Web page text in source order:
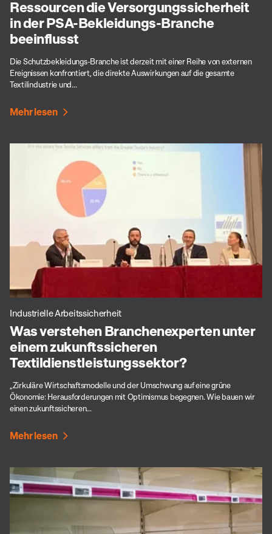
Ressourcen die Versorgungssicherheit
in der PSA-Bekleidungs-Branche
beeinflusst
Die Schutzbekleidungs-Branche ist derzeit mit einer Reihe von externen
Ereignissen konfrontiert, die direkte Auswirkungen auf die gesamte
Textilindustrie und...
Mehr lesen
Industrielle Arbeitssicherheit
Was verstehen Branchenexperten unter
einem zukunftssicheren
Textildienstleistungssektor?
„Zirkuläre Wirtschaftsmodelle und der Umschwung auf eine grüne
Ökonomie: Herausforderungen mit Optimismus begegnen. Wie bauen wir
einen zukunftssicheren...
Mehr lesen